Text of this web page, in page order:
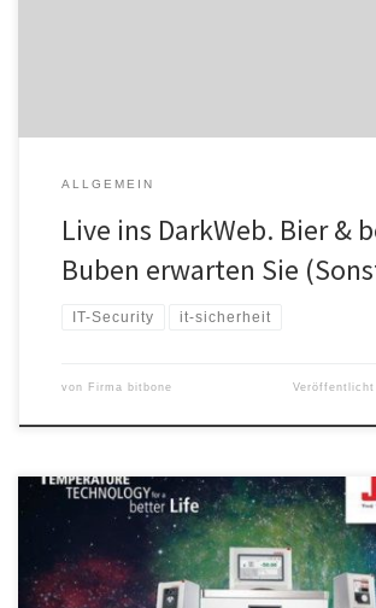
ALLGEMEIN
Live ins DarkWeb. Bier &
Buben erwarten Sie
IT-Security it-sicherheit
von Firma bitbone
Nach gut 2 Jahren digitalem Fokus ist endlich
Zeit und Gelegenheit, sich intensiv und analog